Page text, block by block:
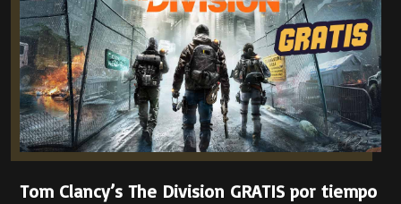
Tom Clancy’s The Division GRATIS por tiempo